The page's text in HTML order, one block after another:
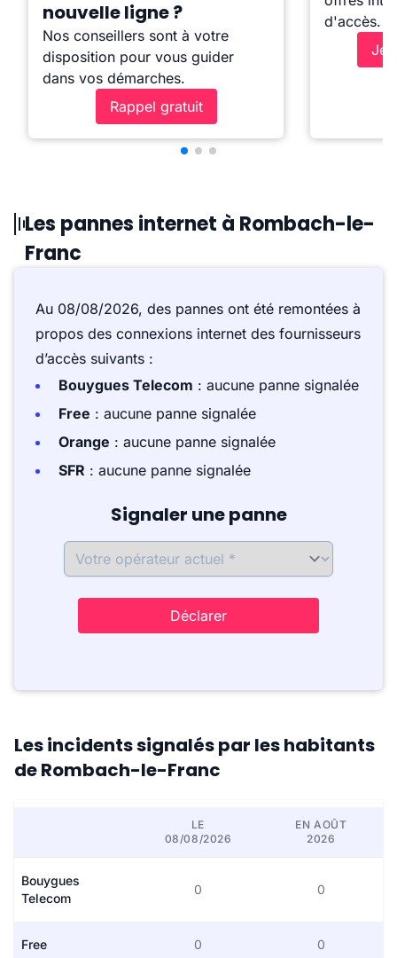
nouvelle ligne ?
Nos conseillers sont à votre
disposition pour vous guider
dans vos démarches.
Rappel gratuit
d'accès.
Je
Les pannes internet à Rombach-le-
Franc
Au 08/08/2026, des pannes ont été remontées à
propos des connexions internet des fournisseurs
d’accès suivants :
Bouygues Telecom : aucune panne signalée
Free : aucune panne signalée
Orange : aucune panne signalée
SFR : aucune panne signalée
Signaler une panne
Déclarer
Les incidents signalés par les habitants
de Rombach-le-Franc
LE
08/08/2026
EN AOÛT
2026
Bouygues
Telecom
0 0
Free 0 0